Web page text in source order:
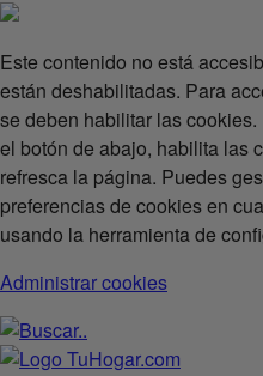
Este contenido no está
están deshabilitadas. Para
se deben habilitar las cookies.
el botón de abajo, habilita las
refresca la página. Puedes
preferencias de cookies en
usando la herramienta de
Administrar cookies